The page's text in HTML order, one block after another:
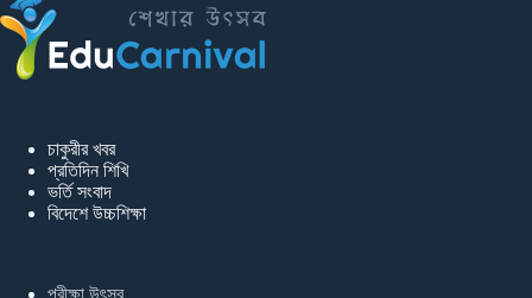
চাকুরীর খবর
প্রতিদিন শিখি
ভর্তি সংবাদ
বিদেশে উচ্চশিক্ষা
পরীক্ষা উৎসব